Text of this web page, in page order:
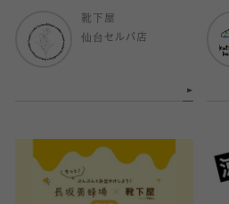
靴下屋
仙台セルバ店